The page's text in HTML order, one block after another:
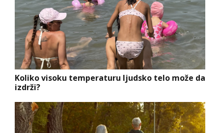
Koliko visoku temperaturu ljudsko telo može da
izdrži?